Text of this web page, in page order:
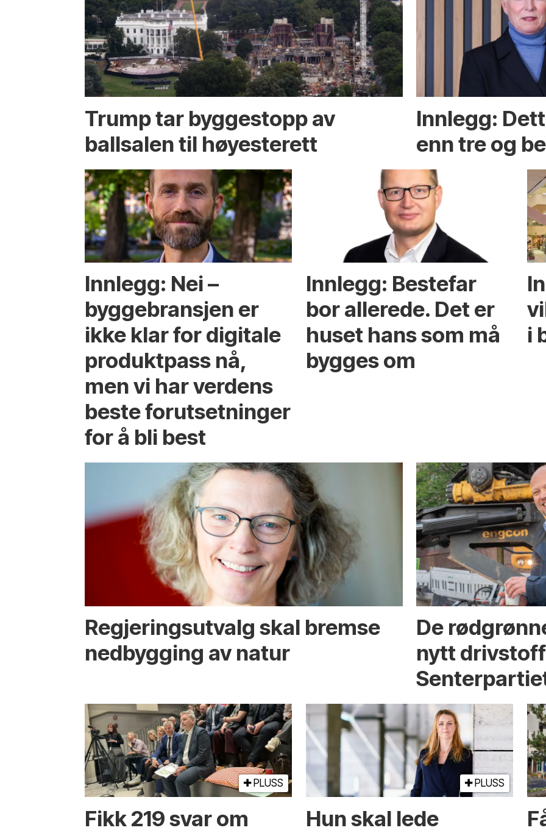
Trump tar byggestopp av
ballsalen til høyesterett
Innlegg:
enn tre og
Innlegg: Nei –
byggebransjen er
ikke klar for digitale
produktpass nå,
men vi har verdens
beste forutsetninger
for å bli best
Innlegg: Bestefar
bor allerede. Det er
huset hans som må
bygges om
i
Regjerings­utvalg skal bremse
ned­bygging av natur
De
nytt
PLUSS
Fikk 219 svar om
PLUSS
Hun skal lede